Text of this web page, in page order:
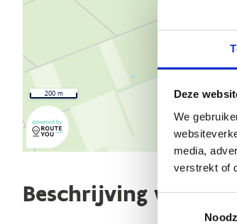
Deze
We
media,
verstrekt of
200 m
Beschrijving van de